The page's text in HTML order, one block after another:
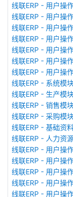
线联ERP - 用户操
线联ERP - 用户操
线联ERP - 用户操
线联ERP - 用户操
线联ERP - 用户操
线联ERP - 用户操
线联ERP - 用户操
线联ERP - 系统模
线联ERP - 生产模
线联ERP - 销售模
线联ERP - 采购模
线联ERP - 基础资
线联ERP - 人力资
线联ERP - 用户操
线联ERP - 用户操
线联ERP - 用户操
线联ERP - 用户操
线联ERP - 用户操